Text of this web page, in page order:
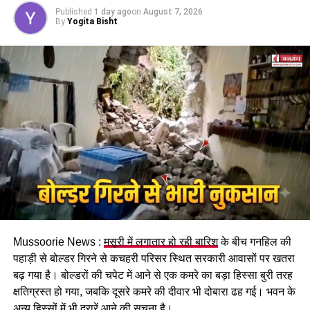
DON'T MISS
छात्रों के लिए सुनहरा मौका: उत्तराखंड एनएमएमएस छात्रवृत्ति के
लिए अभी करें आवेदन !
मजदूरी का प्रावधान भी किया गया है।
पढ़े धामी कैबिनेट के प्रमुख फैसले
GST संशोधित अध्यादेश को मंजूरी।
नैनीताल हाईकोर्ट के लिए हल्द्वानी गौलापार में 30 हेक्टेयर जमीन
देने का फैसला।
Published 1 day agoon August 7, 2026
By Yogita Bisht
Mussoorie News :मसूरी में लगातार हो रही बारिशके बीच गनहिल की
पहाड़ी से बोल्डर गिरने से कचहरी परिसर स्थित सरकारी आवासों पर खतरा
बढ़ गया है। बोल्डरों की चपेट में आने से एक कमरे का बड़ा हिस्सा बुरी तरह
क्षतिग्रस्त हो गया, जबकि दूसरे कमरे की दीवार भी दोबारा ढह गई। भवन के